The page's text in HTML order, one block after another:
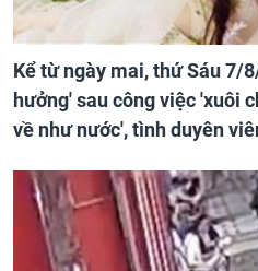
Kể từ ngày mai, thứ Sáu 7/
hưởng' sau công việc 'xuôi
về như nước', tình duyên